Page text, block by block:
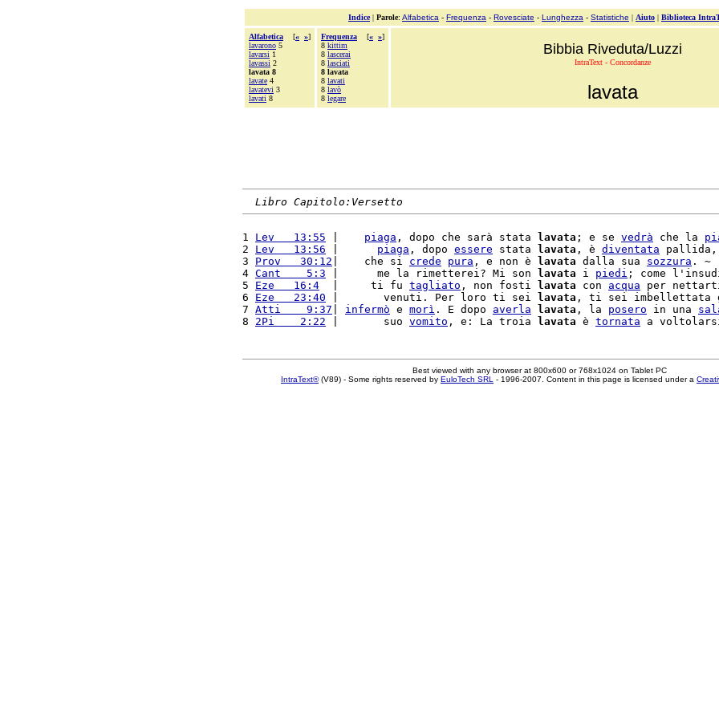
Indice| Parole: Alfabetica - Frequenza - Rovesciate - Lunghezza - Statistiche | Aiuto | Biblioteca
Alfabetica [« »]
lavarono 5
lavarsi 1
lavassi 2
lavata 8
lavate 4
lavatevi 3
lavati 8
Frequenza [« »]
8 kittim
8 lascerai
8 lasciati
8 lavata
8 lavati
8 lavò
8 legare
Bibbia Riveduta/Luzzi
IntraText - Concordanze
lavata
Libro Capitolo:Versetto
1 Lev   13:55 piaga , dopo che sarà stata lavata ; e se vedrà che la
2 Lev   13:56 piaga , dopo essere stata lavata , è diventata
3 Prov   30:12 |    che si crede pura , e non è lavata dalla sua sozzura . ~
4 Cant    5:3 |      me la rimetterei? Mi son lavata i piedi ; come
5 Eze   16:4
  |     ti fu
tagliato , non fosti lavata con acqua per
6 Eze   23:40 |       venuti. Per loro ti sei lavata , ti sei imbellettata
7 Atti    9:37 infermò e morì . E dopo averla lavata , la posero in una
8 2Pi    2:22 |       suo vomito , e: La troia lavata è tornata
Best viewed with any browser at 800x600 or 768x1024 on Tablet PC
IntraText®(V89) - Some rights reserved by EuloTech SRL - 1996-2007. Content in this page is licensed under a